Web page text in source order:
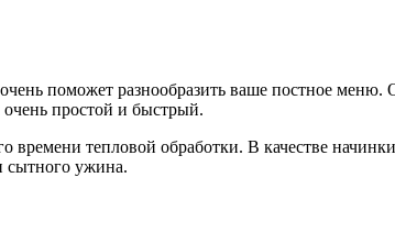
поможет разнообразить ваше постное
простой и быстрый.
тепловой обработки. В качестве
сытного ужина.